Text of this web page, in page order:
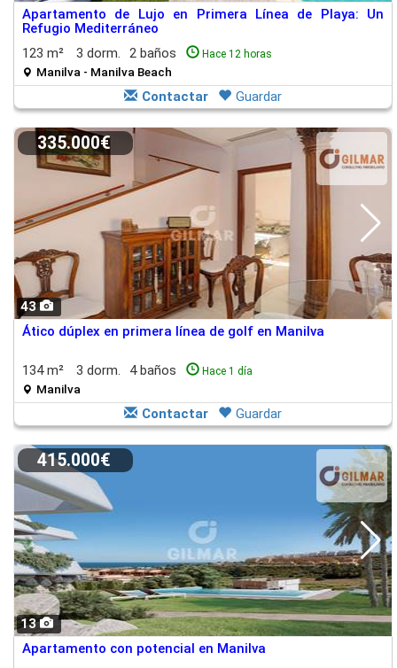
Apartamento de Lujo en Primera Línea de Playa: Un
Refugio Mediterráneo
123 m²
3 dorm. 2 baños Hace 12 horas
Manilva - Manilva Beach
Contactar Guardar
43
335.000€
Ático dúplex en primera línea de golf en Manilva
134 m² 3 dorm. 4 baños Hace 1 día
Manilva
Contactar Guardar
13
415.000€
Apartamento con potencial en Manilva